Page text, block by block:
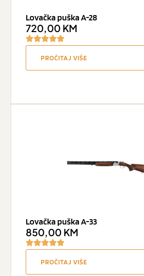
Lovačka puška A-28
720,00 KM
PROČITAJ VIŠE
Lovačka puška A-33
850,00 KM
PROČITAJ VIŠE